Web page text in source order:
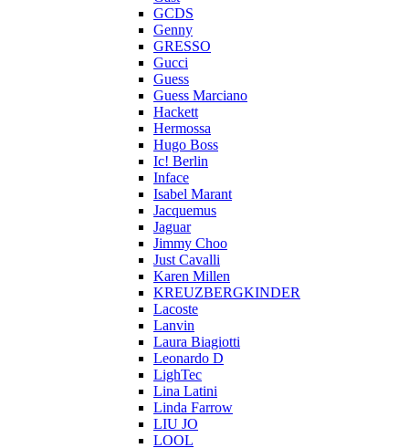
GCDS
Genny
GRESSO
Gucci
Guess
Guess Marciano
Hackett
Hermossa
Hugo Boss
Ic! Berlin
Inface
Isabel Marant
Jacquemus
Jaguar
Jimmy Choo
Just Cavalli
Karen Millen
KREUZBERGKINDER
Lacoste
Lanvin
Laura Biagiotti
Leonardo D
LighTec
Lina Latini
Linda Farrow
LIU JO
LOOL